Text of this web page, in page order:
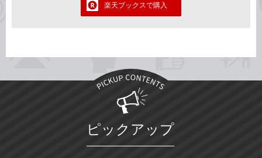
楽天ブックスで購入
ピックアップ